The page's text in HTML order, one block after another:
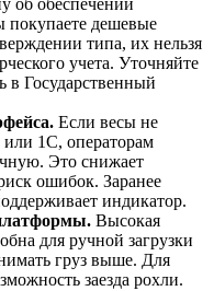
об обеспечении
покупаете дешевые
типа, их нельзя
учета. Уточняйте
в Государственный
Если весы не
1С, операторам
Это снижает
ошибок. Заранее
индикатор.
Высокая
для ручной загрузки
груз выше. Для
заезда рохли.